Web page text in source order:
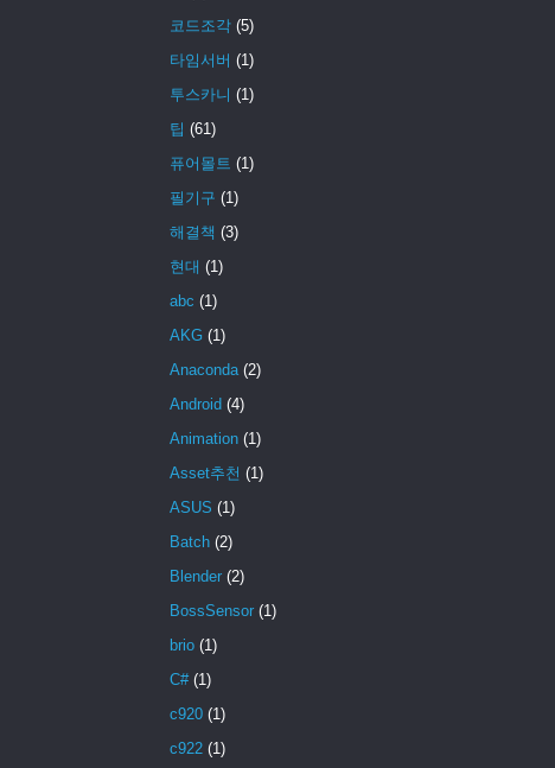
코드조각 (5)
타임서버 (1)
투스카니 (1)
팁 (61)
퓨어몰트 (1)
필기구 (1)
해결책 (3)
현대 (1)
abc (1)
AKG (1)
Anaconda (2)
Android (4)
Animation (1)
Asset추천 (1)
ASUS (1)
Batch (2)
Blender (2)
BossSensor (1)
brio (1)
C# (1)
c920 (1)
c922 (1)